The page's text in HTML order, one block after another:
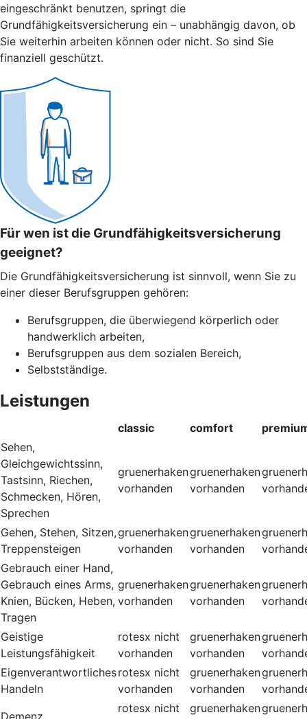
eingeschränkt benutzen, springt die
Grundfähigkeitsversicherung ein – unabhängig davon, ob
Sie weiterhin arbeiten können oder nicht. So sind Sie
finanziell geschützt.
Für wen ist die Grundfähigkeitsversicherung
geeignet?
Die Grundfähigkeitsversicherung ist sinnvoll, wenn Sie zu
einer dieser Berufsgruppen gehören:
Berufsgruppen, die überwiegend körperlich oder
handwerklich arbeiten,
Berufsgruppen aus dem sozialen Bereich,
Selbstständige.
Leistungen
classic comfort
Sehen,
Gleichgewichtssinn,
Tastsinn, Riechen,
Schmecken, Hören,
Sprechen
gruenerhaken
vorhanden
gruenerhaken
vorhanden
Gehen, Stehen, Sitzen,
Treppensteigen
gruenerhaken
vorhanden
gruenerhaken
vorhanden
Gebrauch einer Hand,
Gebrauch eines Arms,
Knien, Bücken, Heben,
Tragen
gruenerhaken
vorhanden
gruenerhaken
vorhanden
Geistige
Leistungsfähigkeit
rotesx nicht
vorhanden
gruenerhaken
vorhanden
Eigenverantwortliches
Handeln
rotesx nicht
vorhanden
gruenerhaken
vorhanden
Demenz
rotesx nicht
gruenerhaken